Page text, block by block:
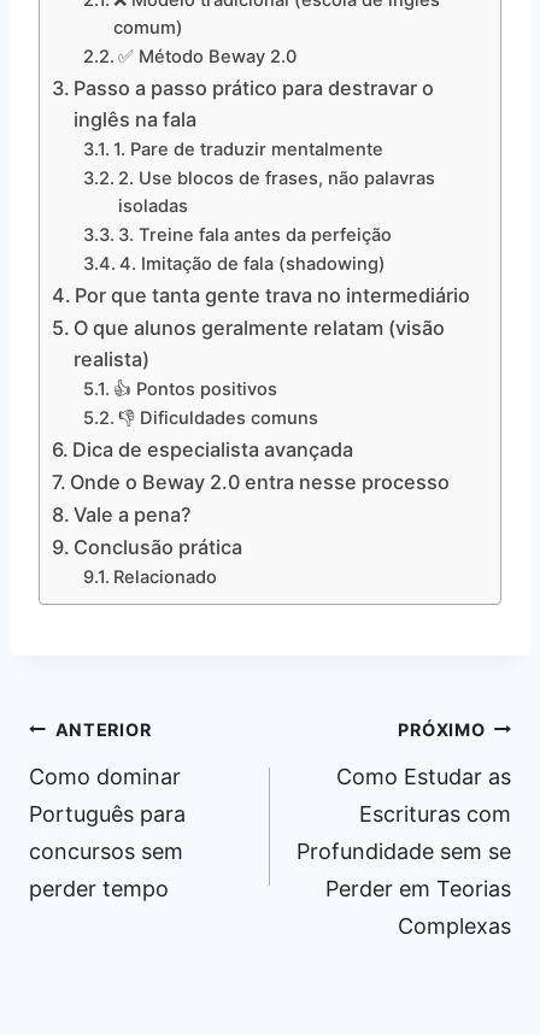
comum)
✅ Método Beway 2.0
Passo a passo prático para destravar o
inglês na fala
1. Pare de traduzir mentalmente
2. Use blocos de frases, não palavras
isoladas
3. Treine fala antes da perfeição
4. Imitação de fala (shadowing)
Por que tanta gente trava no intermediário
O que alunos geralmente relatam (visão
realista)
👍 Pontos positivos
👎 Dificuldades comuns
Dica de especialista avançada
Onde o Beway 2.0 entra nesse processo
Vale a pena?
Conclusão prática
Relacionado
Navegação
de
Post
ANTERIOR
Como dominar
Português para
concursos sem
perder tempo
PRÓXIMO
Como Estudar as
Escrituras com
Profundidade sem se
Perder em Teorias
Complexas